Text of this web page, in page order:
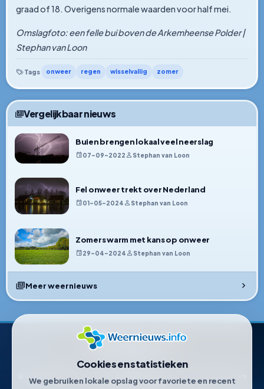
Cookies en statistieken
We gebruiken lokale opslag voor favoriete en recent
graad of 18. Overigens normale waarden voor half mei.
Omslagfoto: een felle bui boven de Arkemheense Polder |
Stephan van Loon
Tags onweer regen wisselvallig zomer
Vergelijkbaar nieuws
Buien brengen lokaal veel neerslag
07–09–2022 Stephan van Loon
Fel onweer trekt over Nederland
01–05–2024 Stephan van Loon
Zomers warm met kans op onweer
29–04–2024 Stephan van Loon
Meer weernieuws
Weernieuws.info
© Copyright 2021-2026 • Weernieuws.info. Alle rechten